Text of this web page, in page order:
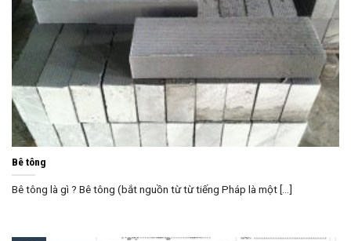
Bê tông
Bê tông là gì ? Bê tông (bắt nguồn từ từ tiếng Pháp là một [...]